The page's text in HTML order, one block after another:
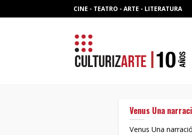
to
CINE - TEATRO - ARTE - LITERATURA
Venus Una
Venus Una